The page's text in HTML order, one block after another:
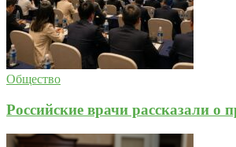
Общество
Российские врачи рассказали